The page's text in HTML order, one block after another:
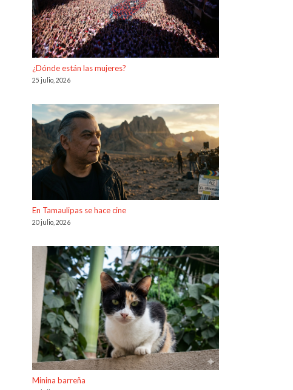
¿Dónde están las mujeres?
25 julio, 2026
En Tamaulipas se hace cine
20 julio, 2026
Minina barreña